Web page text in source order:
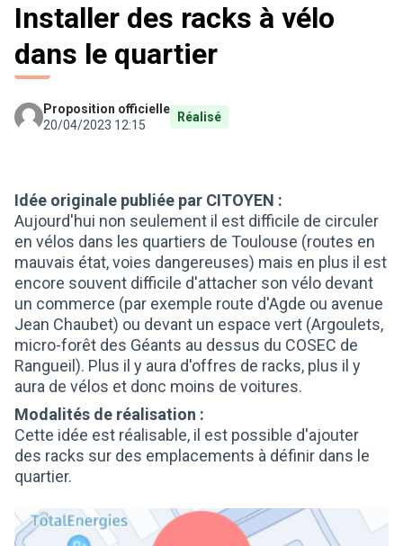
Installer des racks à vélo
dans le quartier
Proposition officielle
20/04/2023 12:15
Réalisé
Idée originale publiée par CITOYEN :
Aujourd'hui non seulement il est difficile de circuler
en vélos dans les quartiers de Toulouse (routes en
mauvais état, voies dangereuses) mais en plus il est
encore souvent difficile d'attacher son vélo devant
un commerce (par exemple route d'Agde ou avenue
Jean Chaubet) ou devant un espace vert (Argoulets,
micro-forêt des Géants au dessus du COSEC de
Rangueil). Plus il y aura d'offres de racks, plus il y
aura de vélos et donc moins de voitures.
Modalités de réalisation :
Cette idée est réalisable, il est possible d'ajouter
des racks sur des emplacements à définir dans le
quartier.